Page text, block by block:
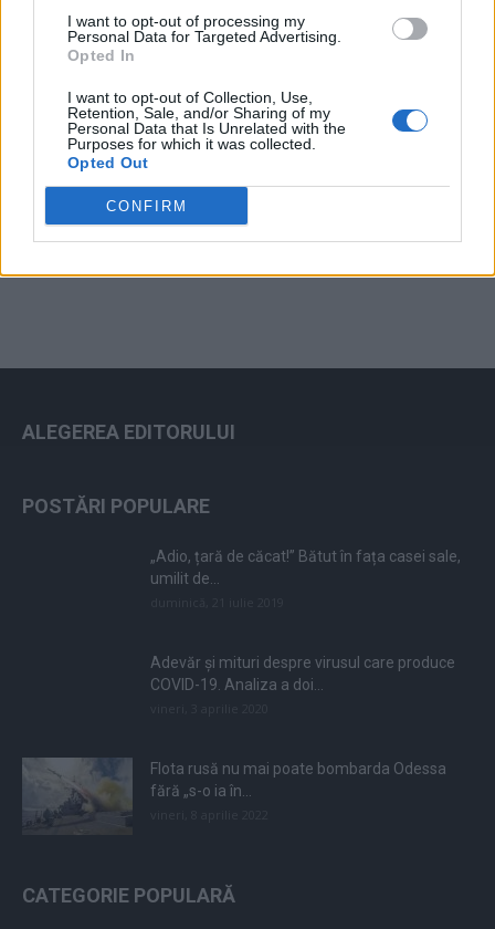
I want to opt-out of processing my
Personal Data for Targeted Advertising.
Opted In
I want to opt-out of Collection, Use,
Retention, Sale, and/or Sharing of my
Personal Data that Is Unrelated with the
Purposes for which it was collected.
Opted Out
CONFIRM ad
ALEGEREA EDITORULUI
POSTĂRI POPULARE
„Adio, țară de căcat!” Bătut în fața casei sale,
umilit de...
Adevăr și mituri despre virusul care produce
COVID-19. Analiza a doi...
Flota rusă nu mai poate bombarda Odessa
fără „s-o ia în...
CATEGORIE POPULARĂ